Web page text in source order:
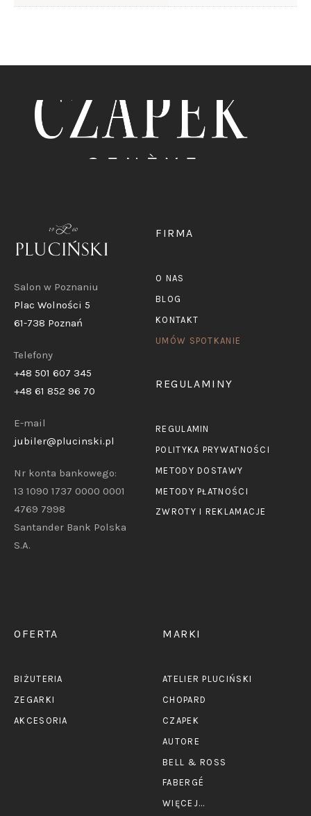
Salon w Poznaniu
Plac Wolności 5
61-738 Poznań
Telefony
+48 501 607 345
+48 61 852 96 70
E-mail
jubiler@plucinski.pl
Nr konta bankowego:
13 1090 1737 0000 0001
4769 7998
Santander Bank Polska
S.A.
FIRMA
O NAS
BLOG
KONTAKT
UMÓW SPOTKANIE
REGULAMINY
REGULAMIN
POLITYKA PRYWATNOŚCI
METODY DOSTAWY
METODY PŁATNOŚCI
ZWROTY I REKLAMACJE
OFERTA
BIŻUTERIA
ZEGARKI
AKCESORIA
MARKI
ATELIER PLUCIŃSKI
CHOPARD
CZAPEK
AUTORE
BELL & ROSS
FABERGÉ
WIĘCEJ...